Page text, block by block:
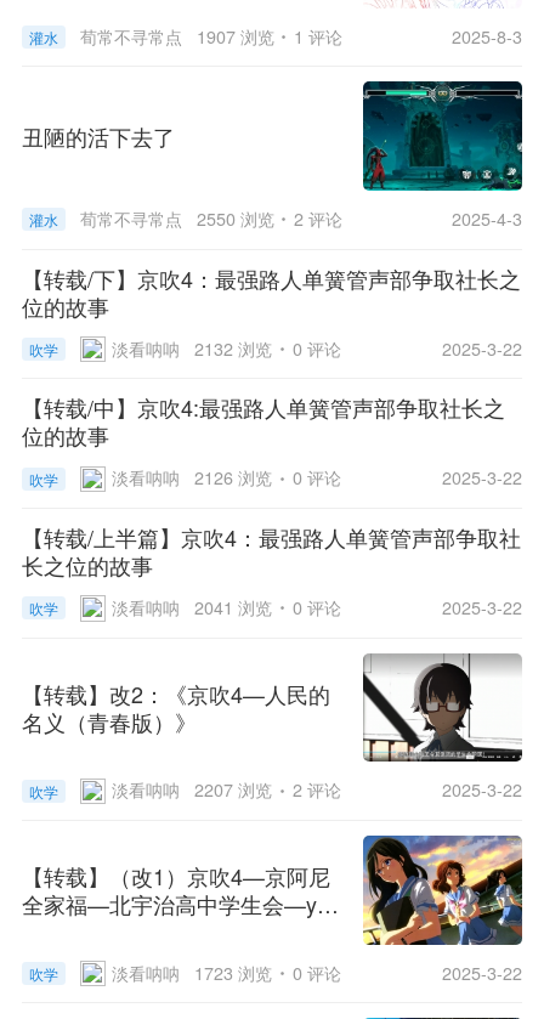
灌水 荀常不寻常 点
1907 浏览 1 评论 2025-8-3
丑陋的活下去了
灌水 荀常不寻常 点
2550 浏览 2 评论 2025-4-3
【转载/下】京吹4：最强路人单簧管声部争取社长之
位的故事
吹学 淡看呐呐 2132 浏览 0 评论 2025-3-22
【转载/中】京吹4:最强路人单簧管声部争取社长之
位的故事
吹学 淡看呐呐 2126 浏览 0 评论 2025-3-22
【转载/上半篇】京吹4：最强路人单簧管声部争取社
长之位的故事
吹学 淡看呐呐 2041 浏览 0 评论 2025-3-22
【转载】改2：《京吹4—人民的
名义（青春版）》
吹学 淡看呐呐 2207 浏览 2 评论 2025-3-22
【转载】（改1）京吹4—京阿尼
全家福—北宇治高中学生会—ye
吹学 淡看呐呐 1723 浏览 0 评论 2025-3-22